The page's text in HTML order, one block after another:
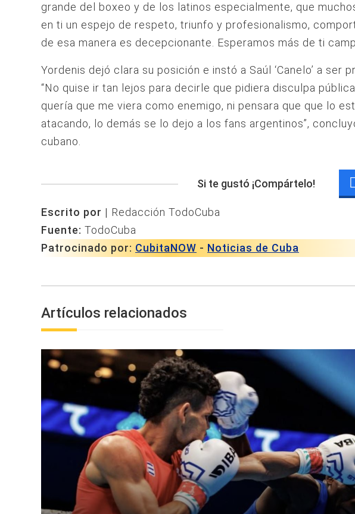
grande del boxeo y de los latinos especialmente, que
en ti un espejo de respeto, triunfo y profesionalismo,
de esa manera es decepcionante. Esperamos más de ti
Yordenis dejó clara su posición e instó a Saúl ‘Canelo’ a ser
“No quise ir tan lejos para decirle que pidiera disculpa
quería que me viera como enemigo, ni pensara que que lo
atacando, lo demás se lo dejo a los fans argentinos”,
cubano.
Si te gustó ¡Compártelo!
Escrito por | Redacción TodoCuba
Fuente: TodoCuba
Patrocinado por: CubitaNOW - Noticias de Cuba
Artículos relacionados